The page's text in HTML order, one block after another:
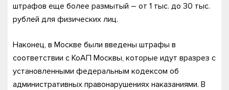
штрафов еще более размытый – от 1 тыс. до 30 тыс.
рублей для физических лиц.
Наконец, в Москве были введены штрафы в
соответствии с КоАП Москвы, которые идут вразрез с
установленными федеральным кодексом об
административных правонарушениях наказаниями. В